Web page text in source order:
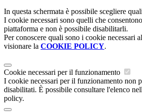
In questa schermata è possibile scegliere
I cookie necessari sono quelli che
piattaforma e non è possibile disabilitarli.
Per conoscere quali sono i cookie necessari
visionare la COOKIE POLICY.
Cookie necessari per il funzionamento
I cookie necessari per il funzionamento non
disabilitati. È possibile consultare l'elenco
policy.